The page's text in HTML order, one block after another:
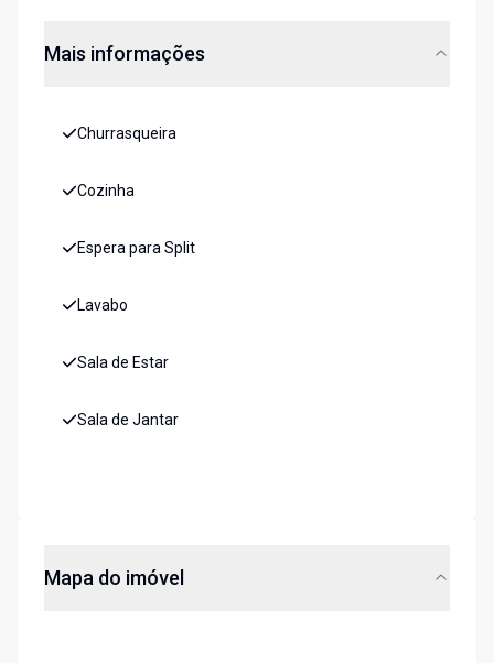
Mais informações
Churrasqueira
Cozinha
Espera para Split
Lavabo
Sala de Estar
Sala de Jantar
Mapa do imóvel